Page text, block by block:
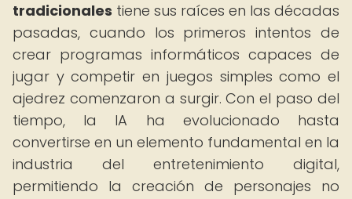
tradicionales tiene sus raíces en las décadas
pasadas, cuando los primeros intentos de
crear programas informáticos capaces de
jugar y competir en juegos simples como el
ajedrez comenzaron a surgir. Con el paso del
tiempo, la IA ha evolucionado hasta
convertirse en un elemento fundamental en la
industria del entretenimiento digital,
permitiendo la creación de personajes no